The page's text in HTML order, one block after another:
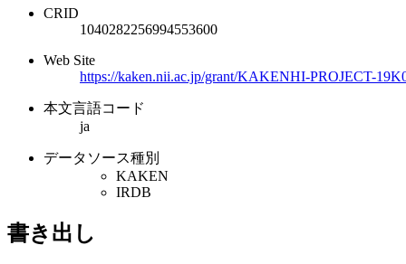
CRID
1040282256994553600
Web Site
https://kaken.nii.ac.jp/grant/KAKENHI-PROJECT-
本文言語コード
ja
データソース種別
KAKEN
IRDB
書き出し